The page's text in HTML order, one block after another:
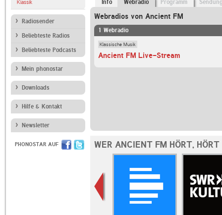
Klassik
Radiosender
Beliebteste Radios
Beliebteste Podcasts
Mein phonostar
Downloads
Hilfe & Kontakt
Newsletter
PHONOSTAR AUF
Info Webradio Programm
Webradios von Ancient FM
1 Webradio
Klassische Musik
Ancient FM Live-Stream
WER ANCIENT FM HÖRT, HÖRT